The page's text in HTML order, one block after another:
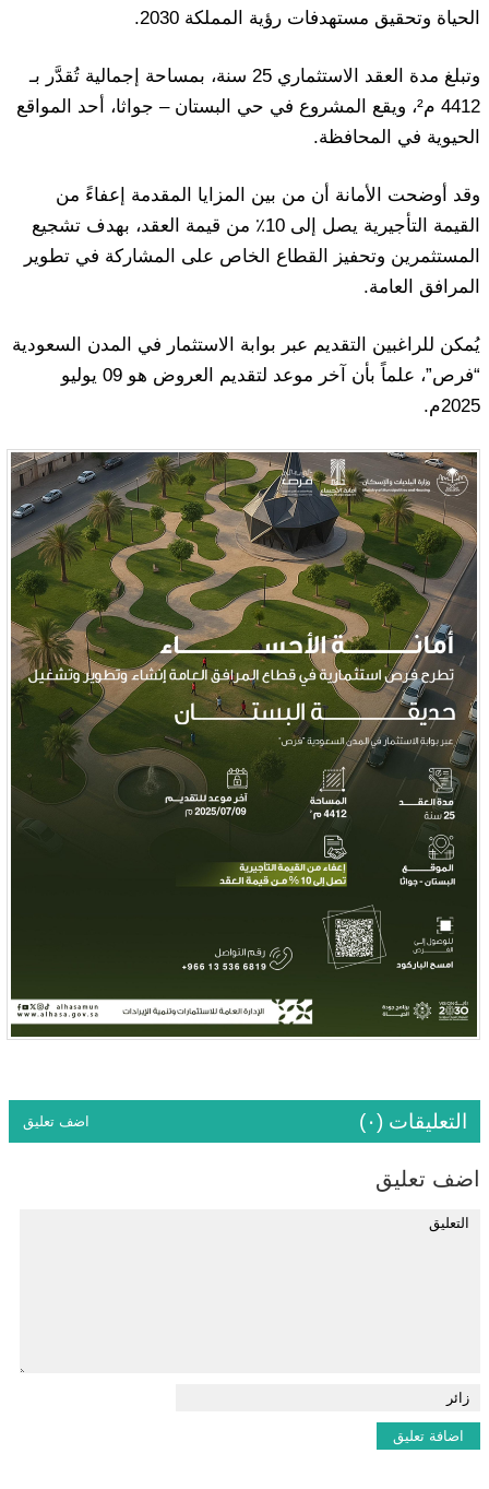
الحياة وتحقيق مستهدفات رؤية المملكة 2030.
وتبلغ مدة العقد الاستثماري 25 سنة، بمساحة إجمالية تُقدَّر بـ
4412 م²، ويقع المشروع في حي البستان – جواثا، أحد المواقع
الحيوية في المحافظة.
وقد أوضحت الأمانة أن من بين المزايا المقدمة إعفاءً من
القيمة التأجيرية يصل إلى 10٪ من قيمة العقد، بهدف تشجيع
المستثمرين وتحفيز القطاع الخاص على المشاركة في تطوير
المرافق العامة.
يُمكن للراغبين التقديم عبر بوابة الاستثمار في المدن السعودية
“فرص”، علماً بأن آخر موعد لتقديم العروض هو 09 يوليو
2025م.
التعليقات (٠) اضف تعليق
اضف تعليق